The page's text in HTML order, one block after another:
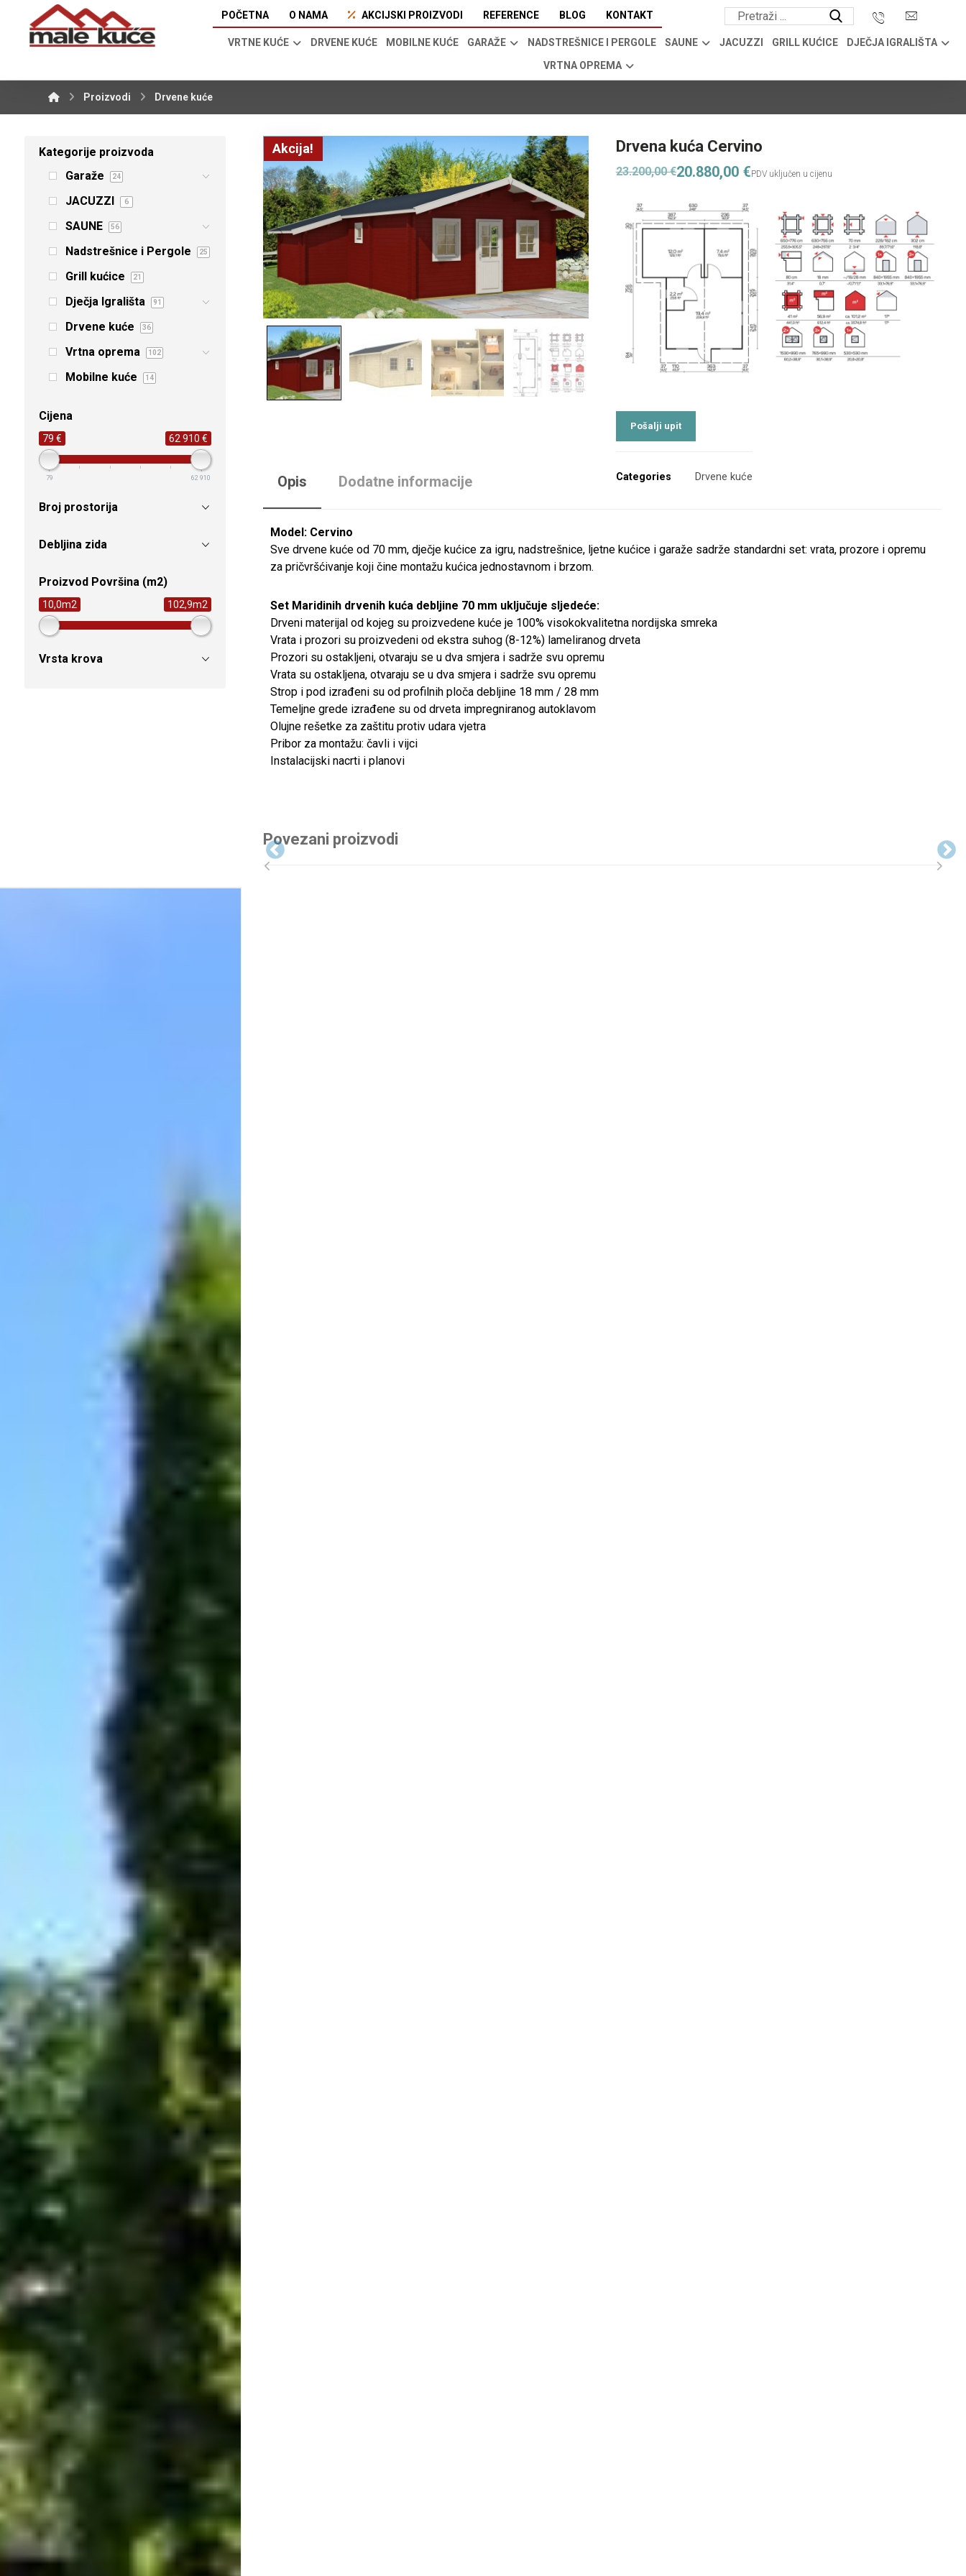
POČETNA O NAMA AKCIJSKI PROIZVODI REFERENCE BLOG KONTAKT
VRTNE KUĆE DRVENE KUĆE MOBILNE KUĆE GARAŽE NADSTREŠNICE I PERGOLE SAUNE JACUZZI GRILL KUĆICE
DJEČJA IGRALIŠTA
VRTNA OPREMA
Proizvodi Drvene kuće
Akcija! Drvena kuća Cervino
23.200,00€20.880,00 €
Categories Drvene kuće
Opis Dodatne informacije
Model: Cervino
Sve drvene kuće od 70 mm, dječje kućice za igru, nadstrešnice, ljetne kućice i garaže sadrže standardni set: vrata, prozore i opremu
za pričvršćivanje koji čine montažu kućica jednostavnom i brzom.
Set Maridinih drvenih kuća debljine 70 mm uključuje sljedeće:
Drveni materijal od kojeg su proizvedene kuće je 100% visokokvalitetna nordijska smreka
Vrata i prozori su proizvedeni od ekstra suhog (8-12%) lameliranog drveta
Prozori su ostakljeni, otvaraju se u dva smjera i sadrže svu opremu
Vrata su ostakljena, otvaraju se u dva smjera i sadrže svu opremu
Strop i pod izrađeni su od profilnih ploča debljine 18 mm / 28 mm
Temeljne grede izrađene su od drveta impregniranog autoklavom
Olujne rešetke za zaštitu protiv udara vjetra
Pribor za montažu: čavli i vijci
Instalacijski nacrti i planovi
Povezani proizvodi
Kategorije proizvoda
Garaže
24
JACUZZI 6
SAUNE 56
Nadstrešnice i Pergole 25
Grill kućice 21
Dječja Igrališta 91
Drvene kuće 36
Vrtna oprema 102
Mobilne kuće 14
Cijena
79 € 62 910 €
79 62 910
Broj prostorija
Debljina zida
Proizvod Površina (m2)
10,0m2 102,9m2
Vrsta krova